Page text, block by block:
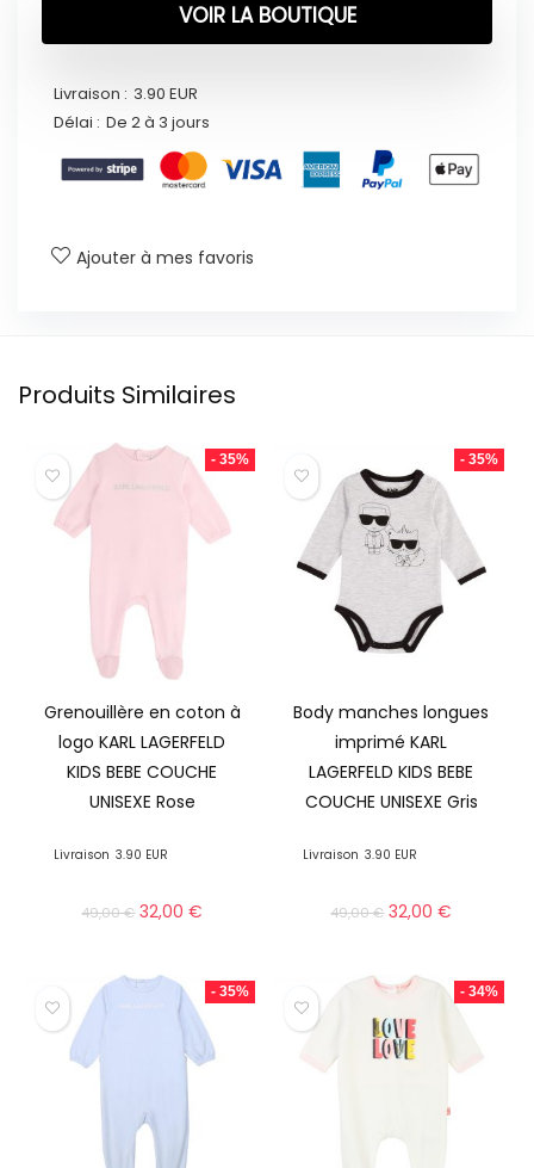
VOIR LA BOUTIQUE
Livraison : 3.90 EUR
Délai : De 2 à 3 jours
Ajouter à mes favoris
Produits Similaires
- 35%
Grenouillère en coton à
logo KARL LAGERFELD
KIDS BEBE COUCHE
UNISEXE Rose
Livraison 3.90 EUR
49,00€ 32,00€
- 35%
Body manches longues
imprimé KARL
LAGERFELD KIDS BEBE
COUCHE UNISEXE Gris
Livraison 3.90 EUR
49,00€ 32,00€
- 35% - 34%